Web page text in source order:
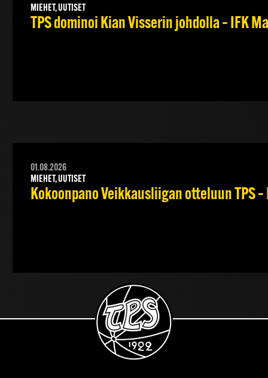
MIEHET, UUTISET
TPS dominoi Kian Visserin johdolla – IFK
01.08.2026
MIEHET, UUTISET
Kokoonpano Veikkausliigan otteluun TPS